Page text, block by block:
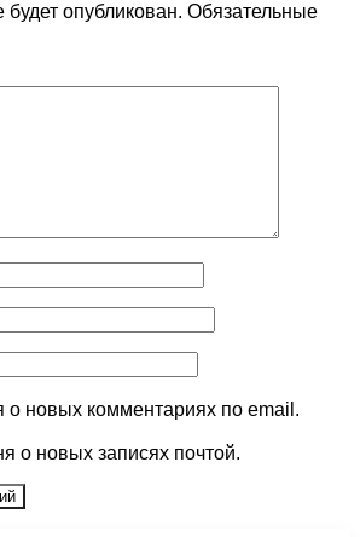
опубликован. Обязательные
о новых комментариях по email.
о новых записях почтой.